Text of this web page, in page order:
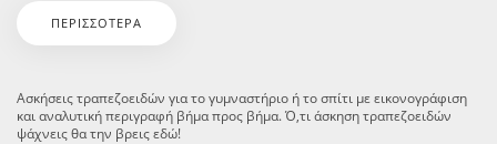
ΠΕΡΙΣΣΌΤΕΡΑ
Ασκήσεις τραπεζοειδών για το γυμναστήριο ή το σπίτι με εικονογράφιση
και αναλυτική περιγραφή βήμα προς βήμα. Ό,τι άσκηση τραπεζοειδών
ψάχνεις θα την βρεις εδώ!